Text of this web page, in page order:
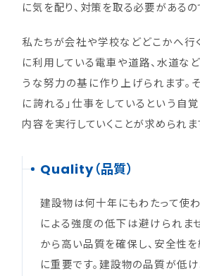
に気を配り、対策を取る必要があるの
私たちが会社や学校などどこかへ行
に利用している電車や道路、水道な
うな努力の基に作り上げられます。
に誇れる」仕事をしているという自覚
内容を実行していくことが求められま
Quality（品質）
建設物は何十年にもわたって使
による強度の低下は避けられま
から高い品質を確保し、安全性
に重要です。建設物の品質が低